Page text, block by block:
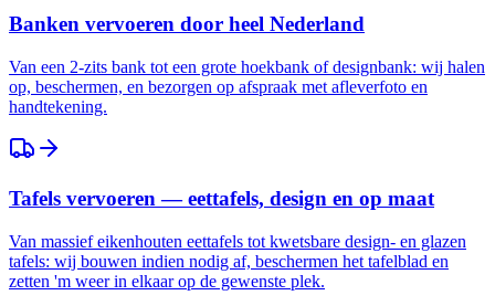
Banken vervoeren door heel Nederland
Van een 2-zits bank tot een grote hoekbank of designbank: wij halen
op, beschermen, en bezorgen op afspraak met afleverfoto en
handtekening.
Tafels vervoeren — eettafels, design en op maat
Van massief eikenhouten eettafels tot kwetsbare design- en glazen
tafels: wij bouwen indien nodig af, beschermen het tafelblad en
zetten 'm weer in elkaar op de gewenste plek.